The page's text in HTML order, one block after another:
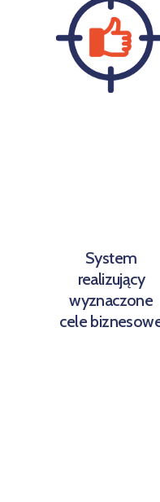
System
realizujący
wyznaczone
cele